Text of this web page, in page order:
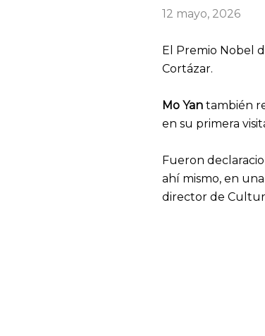
12 mayo, 2026
El Premio Nobel
Cortázar.
Mo Yan también
en su primera
Fueron
ahí mismo, en
director de